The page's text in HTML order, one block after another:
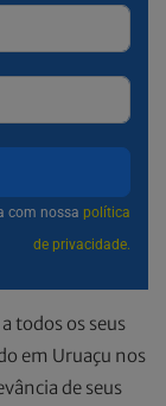
com nossa política
de privacidade.
todos os seus
em Uruaçu nos
de seus